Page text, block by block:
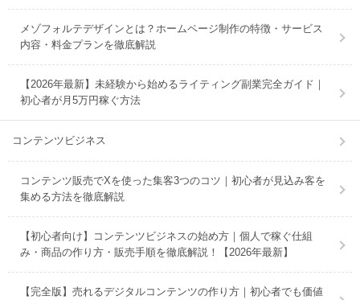
メゾフォルテデザインとは？ホームページ制作の特徴・サービス
内容・料金プランを徹底解説
【2026年最新】未経験から始めるライティング副業完全ガイド｜
初心者が月5万円稼ぐ方法
コンテンツビジネス
コンテンツ販売でXを使った集客3つのコツ｜初心者が見込み客を
集める方法を徹底解説
【初心者向け】コンテンツビジネスの始め方｜個人で稼ぐ仕組
み・商品の作り方・販売手順を徹底解説！【2026年最新】
【完全版】売れるデジタルコンテンツの作り方｜初心者でも価値